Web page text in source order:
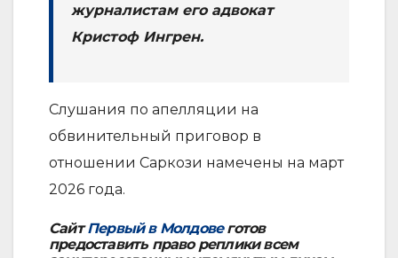
журналистам его адвокат
Кристоф Ингрен.
Слушания по апелляции на
обвинительный приговор в
отношении Саркози намечены на март
2026 года.
СайтПервый в Молдовеготов
предоставить право реплики всем